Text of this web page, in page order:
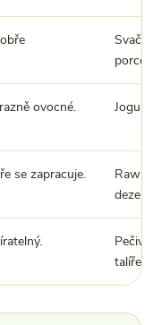
porce.
ovocné.
se zapracuje.
Raw
talíře.